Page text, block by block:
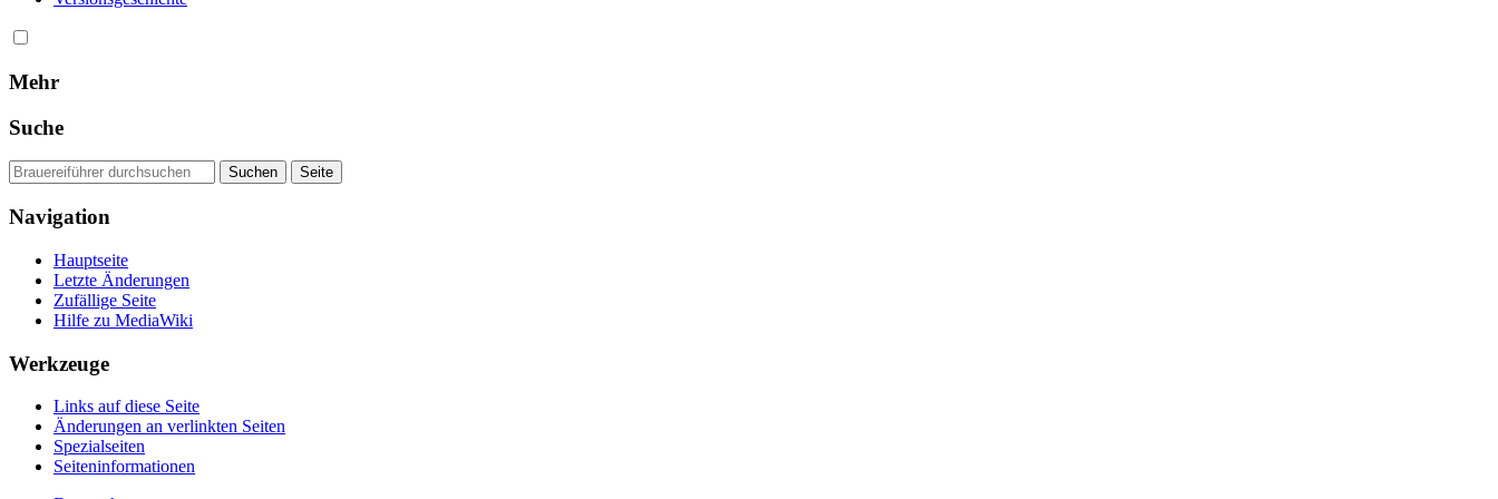
Mehr
Suche
Navigation
Hauptseite
Letzte Änderungen
Zufällige Seite
Hilfe zu MediaWiki
Werkzeuge
Links auf diese Seite
Änderungen an verlinkten Seiten
Spezialseiten
Seiten­informationen